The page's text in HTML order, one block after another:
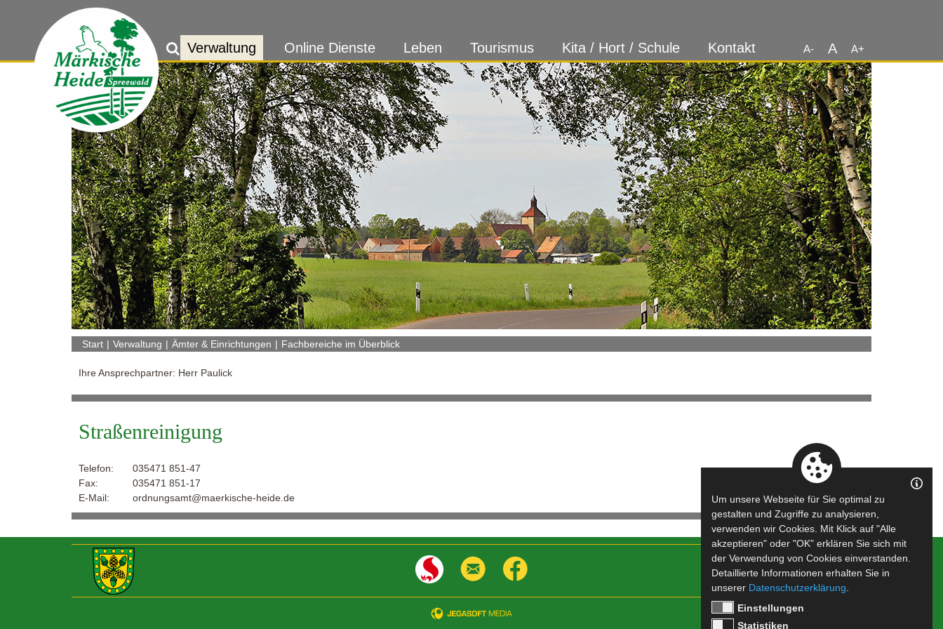
A+
A
A-
Verwaltung Online Dienste Leben Tourismus Kita / Hort / Schule Kontakt
Start Verwaltung Ämter & Einrichtungen Fachbereiche im Überblick
Ihre Ansprechpartner: Herr Paulick
Straßenreinigung
Telefon:
035471 851-47
Fax:
035471 851-17
E-Mail:
ordnungsamt@maerkische-heide.de
Impressum |
Um unsere Webseite für Sie optimal zu
gestalten und Zugriffe zu analysieren,
verwenden wir Cookies. Mit Klick auf "Alle
akzeptieren" oder "OK" erklären Sie sich mit
der Verwendung von Cookies einverstanden.
Detaillierte Informationen erhalten Sie in
unserer Datenschutzerklärung
Einstellungen
Statistiken